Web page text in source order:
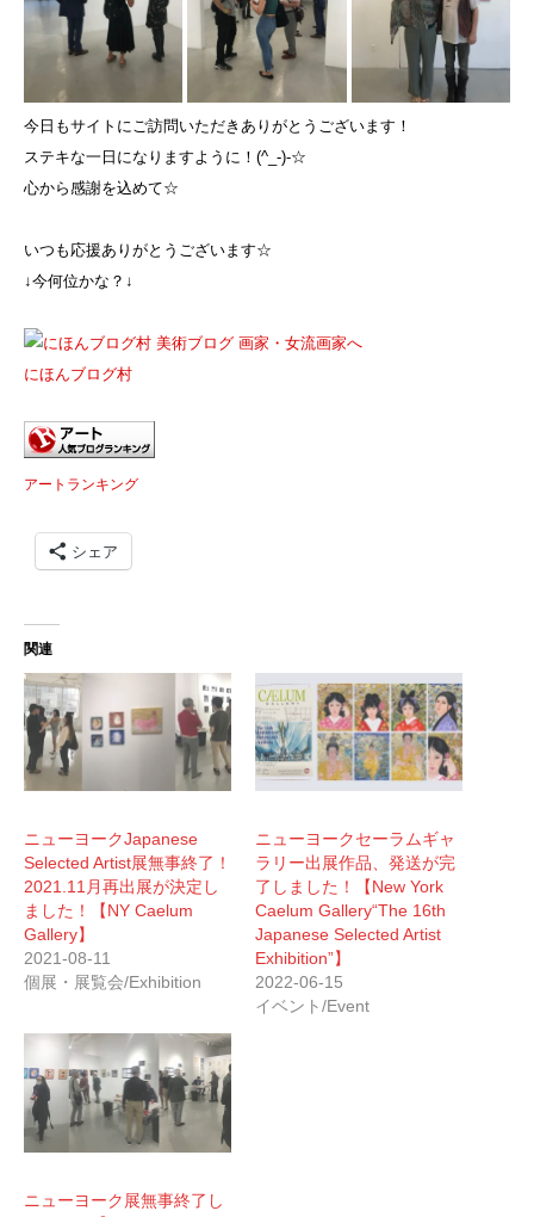
今日もサイトにご訪問いただきありがとうございます！
ステキな一日になりますように！(^_-)-☆
心から感謝を込めて☆
いつも応援ありがとうございます☆
↓今何位かな？↓
にほんブログ村
アートランキング
シェア
関連
ニューヨークJapanese
Selected Artist展無事終了！
2021.11月再出展が決定し
ました！【NY Caelum
Gallery】
2021-08-11
個展・展覧会/Exhibition
ニューヨークセーラムギャ
ラリー出展作品、発送が完
了しました！【New York
Caelum Gallery“The 16th
Japanese Selected Artist
Exhibition”】
2022-06-15
イベント/Event
ニューヨーク展無事終了し